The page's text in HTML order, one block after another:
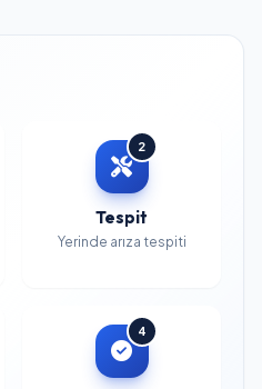
2
Tespit
Yerinde arıza tespiti
4